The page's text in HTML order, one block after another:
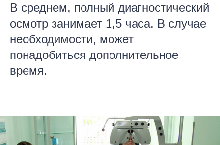
В среднем, полный диагностический
осмотр занимает 1,5 часа. В случае
необходимости, может
понадобиться дополнительное
время.